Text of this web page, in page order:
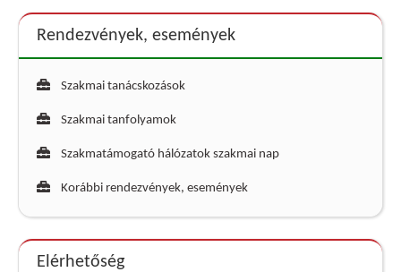
Rendezvények, események
Szakmai tanácskozások
Szakmai tanfolyamok
Szakmatámogató hálózatok szakmai nap
Korábbi rendezvények, események
Elérhetőség